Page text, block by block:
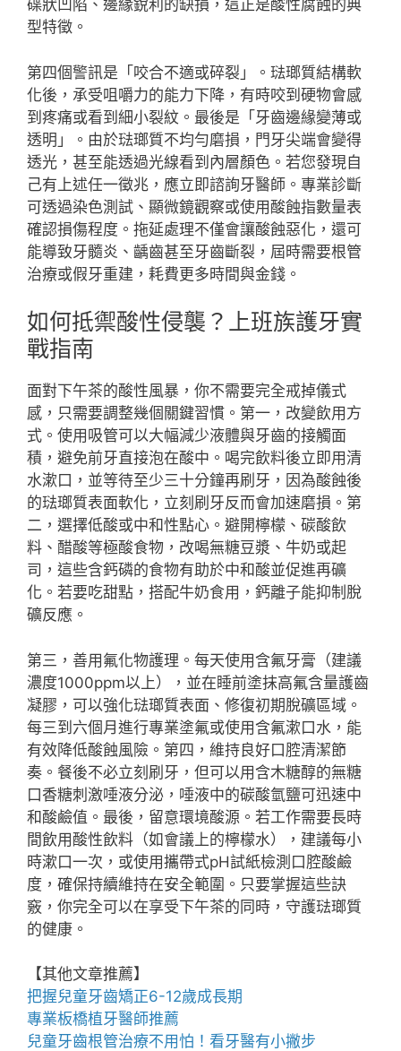
碟狀凹陷、邊緣銳利的缺損，這正是酸性腐蝕的典
型特徵。
第四個警訊是「咬合不適或碎裂」。琺瑯質結構軟
化後，承受咀嚼力的能力下降，有時咬到硬物會感
到疼痛或看到細小裂紋。最後是「牙齒邊緣變薄或
透明」。由於琺瑯質不均勻磨損，門牙尖端會變得
透光，甚至能透過光線看到內層顏色。若您發現自
己有上述任一徵兆，應立即諮詢牙醫師。專業診斷
可透過染色測試、顯微鏡觀察或使用酸蝕指數量表
確認損傷程度。拖延處理不僅會讓酸蝕惡化，還可
能導致牙髓炎、齲齒甚至牙齒斷裂，屆時需要根管
治療或假牙重建，耗費更多時間與金錢。
如何抵禦酸性侵襲？上班族護牙實
戰指南
面對下午茶的酸性風暴，你不需要完全戒掉儀式
感，只需要調整幾個關鍵習慣。第一，改變飲用方
式。使用吸管可以大幅減少液體與牙齒的接觸面
積，避免前牙直接泡在酸中。喝完飲料後立即用清
水漱口，並等待至少三十分鐘再刷牙，因為酸蝕後
的琺瑯質表面軟化，立刻刷牙反而會加速磨損。第
二，選擇低酸或中和性點心。避開檸檬、碳酸飲
料、醋酸等極酸食物，改喝無糖豆漿、牛奶或起
司，這些含鈣磷的食物有助於中和酸並促進再礦
化。若要吃甜點，搭配牛奶食用，鈣離子能抑制脫
礦反應。
第三，善用氟化物護理。每天使用含氟牙膏（建議
濃度1000ppm以上），並在睡前塗抹高氟含量護齒
凝膠，可以強化琺瑯質表面、修復初期脫礦區域。
每三到六個月進行專業塗氟或使用含氟漱口水，能
有效降低酸蝕風險。第四，維持良好口腔清潔節
奏。餐後不必立刻刷牙，但可以用含木糖醇的無糖
口香糖刺激唾液分泌，唾液中的碳酸氫鹽可迅速中
和酸鹼值。最後，留意環境酸源。若工作需要長時
間飲用酸性飲料（如會議上的檸檬水），建議每小
時漱口一次，或使用攜帶式pH試紙檢測口腔酸鹼
度，確保持續維持在安全範圍。只要掌握這些訣
竅，你完全可以在享受下午茶的同時，守護琺瑯質
的健康。
【其他文章推薦】
把握兒童牙齒矯正6-12歲成長期
專業板橋植牙醫師推薦
兒童牙齒根管治療不用怕！看牙醫有小撇步